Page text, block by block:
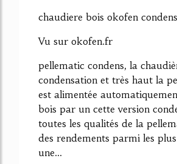
chaudiere bois okofen
Vu sur okofen.fr
pellematic condens, la
condensation et très haut la
est alimentée
bois par un cette version
toutes les qualités de la
des rendements parmi les
une...